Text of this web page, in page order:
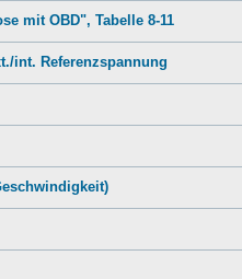
mit OBD", Tabelle 8-11
int. Referenzspannung